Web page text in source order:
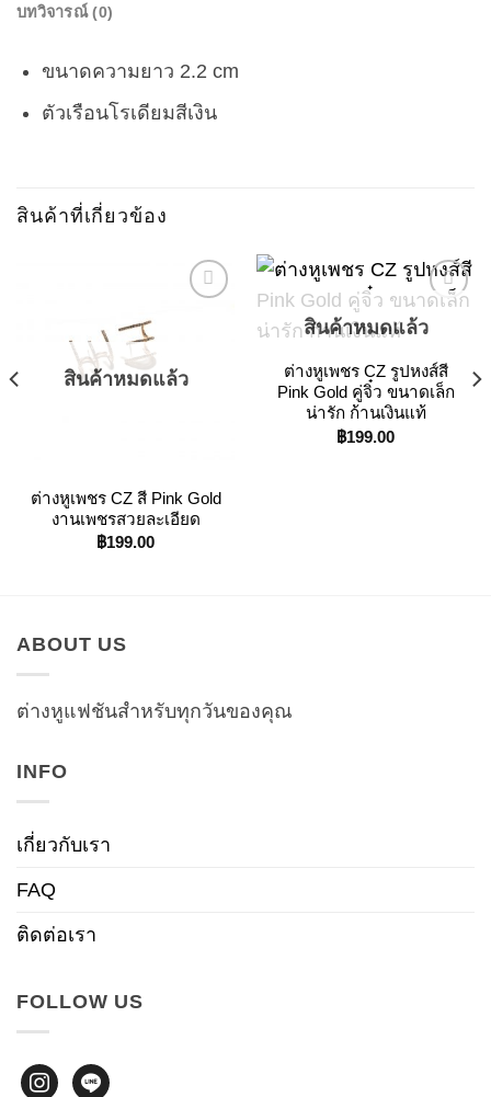
บทวิจารณ์ (0)
ขนาดความยาว 2.2 cm
ตัวเรือนโรเดียมสีเงิน
สินค้าที่เกี่ยวข้อง
Wishlist
สินค้าหมดแล้ว
ต่างหูเพชร CZ สี Pink Gold
งานเพชรสวยละเอียด
฿199.00
Wishlist
สินค้าหมดแล้ว
ต่างหูเพชร CZ รูปหงส์สี
Pink Gold คู่จิ๋ว ขนาดเล็ก
น่ารัก ก้านเงินแท้
฿199.00
ABOUT US
ต่างหูแฟชันสำหรับทุกวันของคุณ
INFO
เกี่ยวกับเรา
FAQ
ติดต่อเรา
FOLLOW US
instagram
line